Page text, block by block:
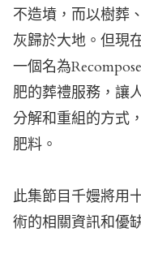
不造墳，而以樹葬
灰歸於大地。但現
一個名為
肥的葬禮服務，讓
分解和重組的方式
肥料。
此集節目千嫚將用
術的相關資訊和優